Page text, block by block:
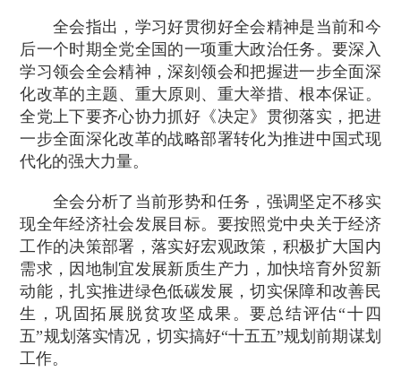
全会指出，学习好贯彻好全会精神是当前和今
后一个时期全党全国的一项重大政治任务。要深入
学习领会全会精神，深刻领会和把握进一步全面深
化改革的主题、重大原则、重大举措、根本保证。
全党上下要齐心协力抓好《决定》贯彻落实，把进
一步全面深化改革的战略部署转化为推进中国式现
代化的强大力量。
全会分析了当前形势和任务，强调坚定不移实
现全年经济社会发展目标。要按照党中央关于经济
工作的决策部署，落实好宏观政策，积极扩大国内
需求，因地制宜发展新质生产力，加快培育外贸新
动能，扎实推进绿色低碳发展，切实保障和改善民
生，巩固拓展脱贫攻坚成果。要总结评估“十四
五”规划落实情况，切实搞好“十五五”规划前期谋划
工作。